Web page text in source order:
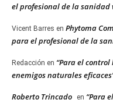
el profesional de la sanidad
Vicent Barres en Phytoma
para el profesional de la
Redacción en “Para el
enemigos naturales
Roberto Trincado en “Para